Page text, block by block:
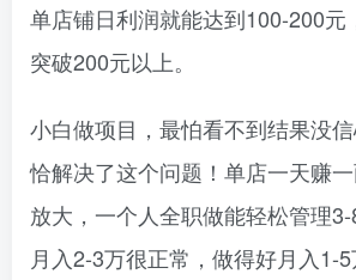
单店铺日利润就能达到100-200元
突破200元以上。
小白做项目，最怕看不到结果没
恰解决了这个问题！单店一天赚
放大，一个人全职做能轻松管理
月入2-3万很正常，做得好月入1-5